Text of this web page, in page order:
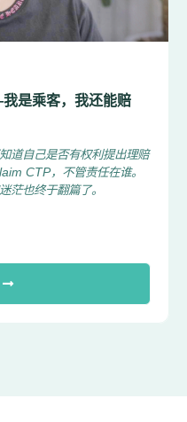
是乘客，我还能赔
道自己是否有权利提出理赔
CTP，不管责任在谁。
茫也终于翻篇了。